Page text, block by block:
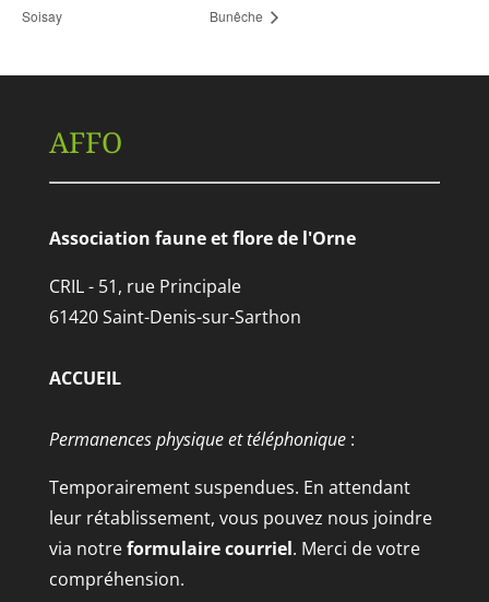
Soisay
Bunêche
AFFO
Association faune et flore de l'Orne
CRIL - 51, rue Principale
61420 Saint-Denis-sur-Sarthon
ACCUEIL
Permanences physique et téléphonique :
Temporairement suspendues. En attendant
leur rétablissement, vous pouvez nous joindre
via notreformulaire courriel. Merci de votre
compréhension.